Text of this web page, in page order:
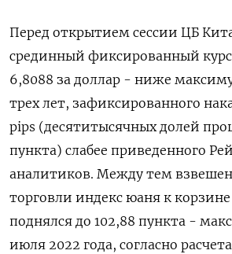
Перед открытием сессии ЦБ
срединный фиксированный курс
6,8088 за доллар - ниже
трех лет, зафиксированного
pips (десятитысячных долей
пункта) ​слабее приведенного
⁠аналитиков. Между тем
торговли индекс юаня к ‌корзине
поднялся до 102,88 пункта -
июля 2022 года, согласно